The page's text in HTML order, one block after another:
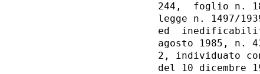
244,  foglio n.
legge n. 1497/
ed
agosto 1985, n.
2, individuato
del 10 dicembre